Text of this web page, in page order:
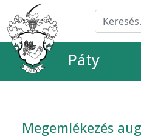
Páty
Megemlékezés